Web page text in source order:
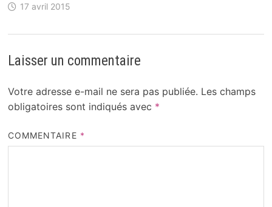
17 avril 2015
Laisser un commentaire
Votre adresse e-mail ne sera pas publiée. Les champs
obligatoires sont indiqués avec *
COMMENTAIRE *